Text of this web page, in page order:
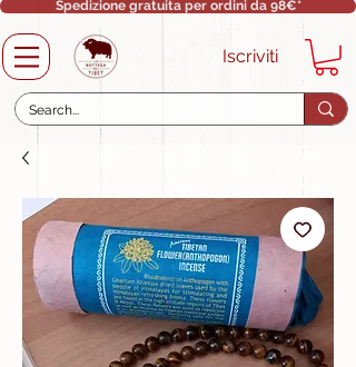
Spedizione gratuita per ordini da 98€*
Iscriviti